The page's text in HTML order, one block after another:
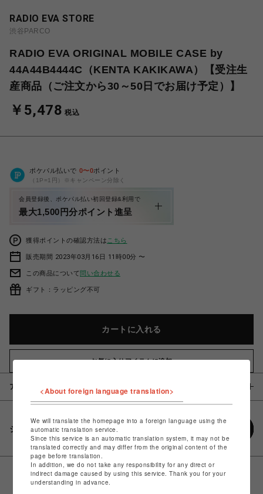
RADIO EVA STORE
渋谷PARCO
RADIO EVA ORIGINAL MOBILE CASE by
44A44B4444C（KENTA KAKIKAWA）【受注生
産商品（ご注文から30～50日でお届け予定）】
￥5,478 税込
ポケパル払いで 0〜0ポイント
（1P=1円）※キャンペーン分除く
会員登録後、ポケパル払い初回登録&利用で
最大1,500円分ポイント進呈
獲得ポイントの確認方法は こちら
販売期間 2023年03月16日 11時00分 〜
この商品について問い合わせる
ギフト：ラッピング不可
カートに入れる
お気に入りアイテムに追加
アイテム説明 / 素材
シェアする
<About foreign language translation>
We will translate the homepage into a foreign language using the
automatic translation service.
Since this service is an automatic translation system, it may not be
translated correctly and may differ from the original content of the
page before translation.
In addition, we do not take any responsibility for any direct or
indirect damage caused by using this service. Thank you for your
understanding in advance.